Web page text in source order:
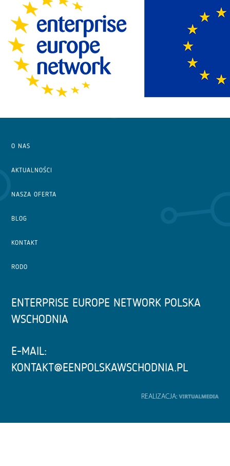
O NAS
AKTUALNOŚCI
NASZA OFERTA
BLOG
KONTAKT
RODO
ENTERPRISE EUROPE NETWORK POLSKA
WSCHODNIA
E-MAIL:
KONTAKT@EENPOLSKAWSCHODNIA.PL
REALIZACJA: